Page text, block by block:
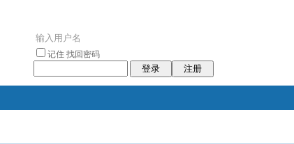
记住 找回密码
登录 注册